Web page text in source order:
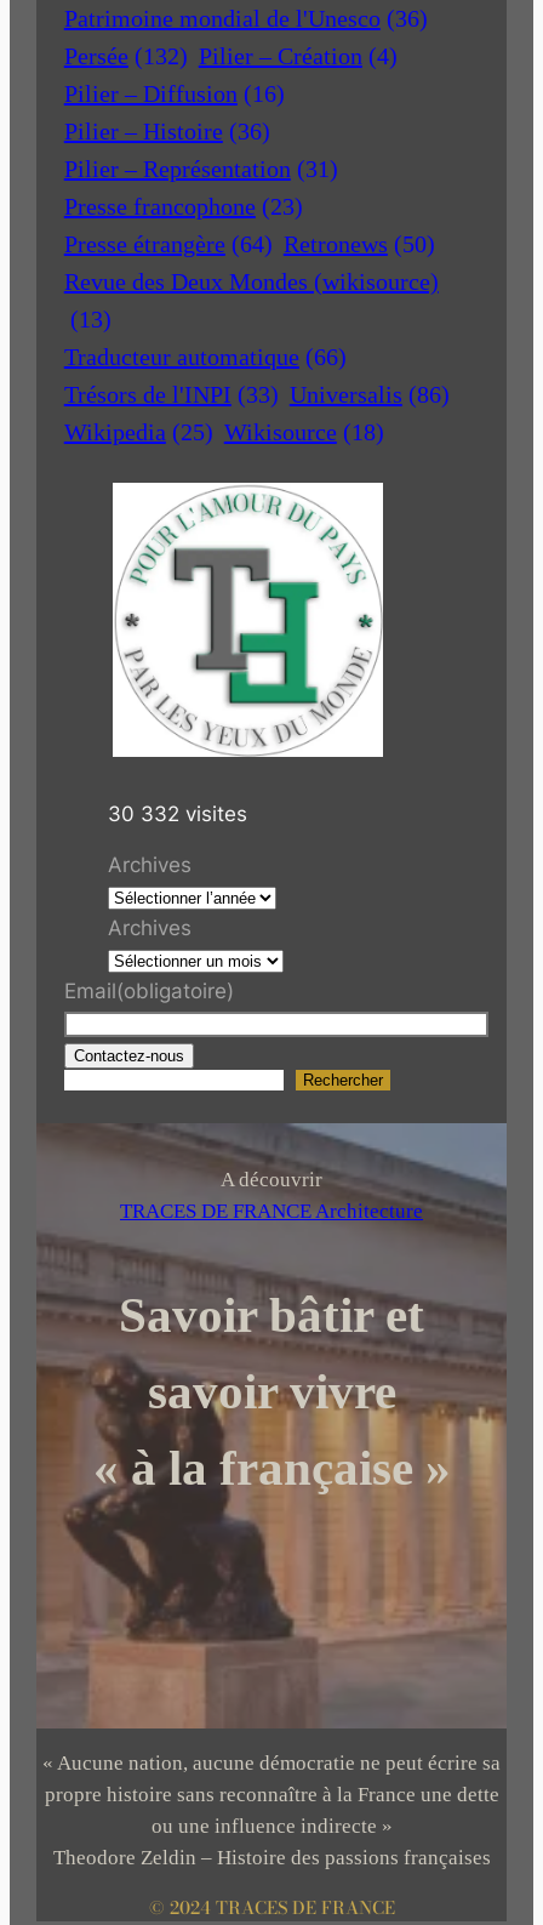
Patrimoine mondial de l'Unesco (36)
Persée (132) Pilier – Création (4)
Pilier – Diffusion (16)
Pilier – Histoire (36)
Pilier – Représentation (31)
Presse francophone (23)
Presse étrangère (64) Retronews (50)
Revue des Deux Mondes (wikisource)
(13)
Traducteur automatique (66)
Trésors de l'INPI (33) Universalis (86)
Wikipedia (25) Wikisource (18)
30 332 visites
Archives
Archives
Email(obligatoire)
Contactez-nous
R
r
h
r
Rechercher
A découvrir
TRACES DE FRANCE Architecture
Savoir bâtir et
savoir vivre
« à la française »
« Aucune nation, aucune démocratie ne peut écrire sa
propre histoire sans reconnaître à la France une dette
ou une influence indirecte »
Theodore Zeldin – Histoire des passions françaises
© 2024 TRACES DE FRANCE